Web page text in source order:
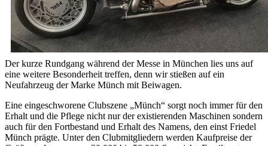
Der kurze Rundgang während der Messe in München lies uns auf
eine weitere Besonderheit treffen, denn wir stießen auf ein
Neufahrzeug der Marke Münch mit Beiwagen.
Eine eingeschworene Clubszene „Münch“ sorgt noch immer für den
Erhalt und die Pflege nicht nur der existierenden Maschinen sondern
auch für den Fortbestand und Erhalt des Namens, den einst Friedel
Münch prägte. Unter den Clubmitgliedern werden Kaufpreise der